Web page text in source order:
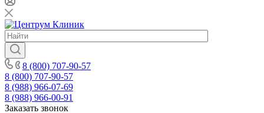
8 (800) 707-90-57
8 (800) 707-90-57
8 (988) 966-07-69
8 (988) 966-00-91
Заказать звонок